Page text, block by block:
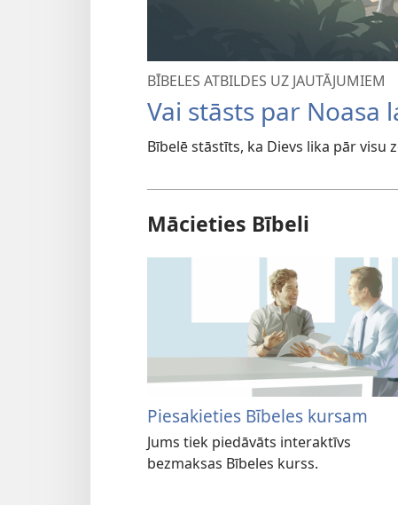
BĪBELES ATBILDES UZ JAUTĀJUMIEM
Vai stāsts par Noasa
Bībelē stāstīts, ka Dievs lika pār visu
Mācieties Bībeli
Piesakieties Bībeles kursam
Jums tiek piedāvāts interaktīvs
bezmaksas Bībeles kurss.